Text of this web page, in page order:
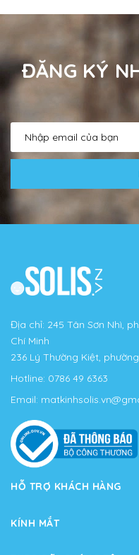
ĐĂNG KÝ
Địa chỉ: 245 Tân Sơn Nhì,
Chí Minh
236 Lý Thường Kiệt,
Hotline: 0786 49 6363
Email:
HỖ TRỢ KHÁCH HÀNG
KÍNH MẮT